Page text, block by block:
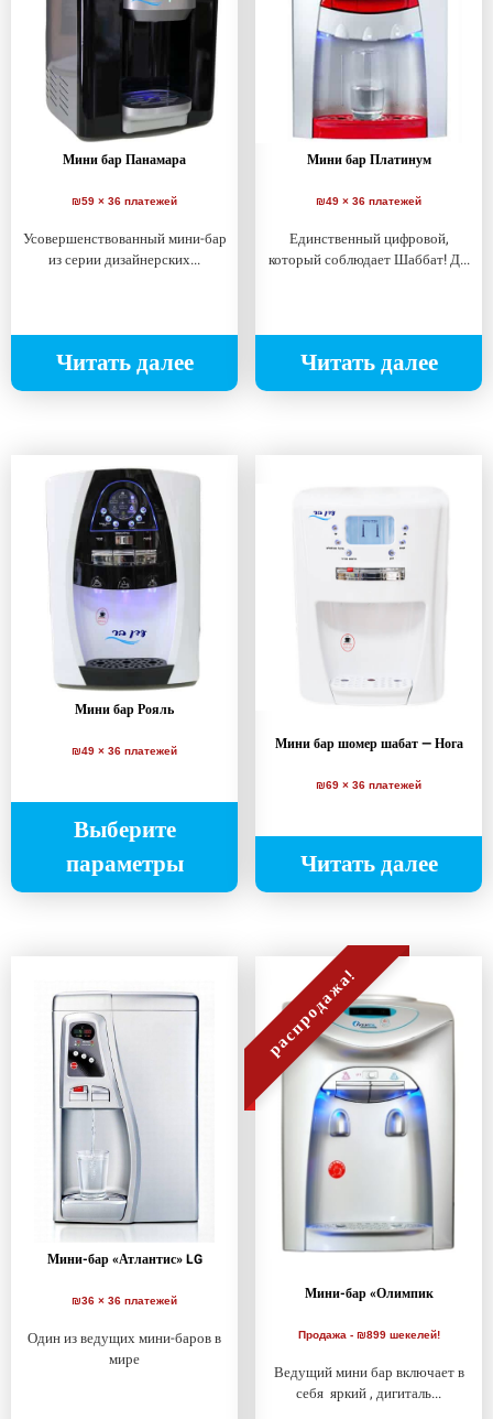
Мини бар Панамара
₪59 × 36 платежей
Усовершенствованный мини-бар
из серии дизайнерских...
Читать далее
Мини бар Платинум
₪49 × 36 платежей
Единственный цифровой,
который соблюдает Шаббат! Д...
Читать далее
Мини бар Рояль
₪49 × 36 платежей
Выберите
параметры
Мини бар шомер шабат — Нога
₪69 × 36 платежей
Читать далее
Мини-бар «Атлантис» LG
₪36 × 36 платежей
Один из ведущих мини-баров в
мире
распродажа!
Мини-бар «Олимпик
Продажа - ₪899 шекелей!
Ведущий мини бар включает в
себя яркий , дигиталь...